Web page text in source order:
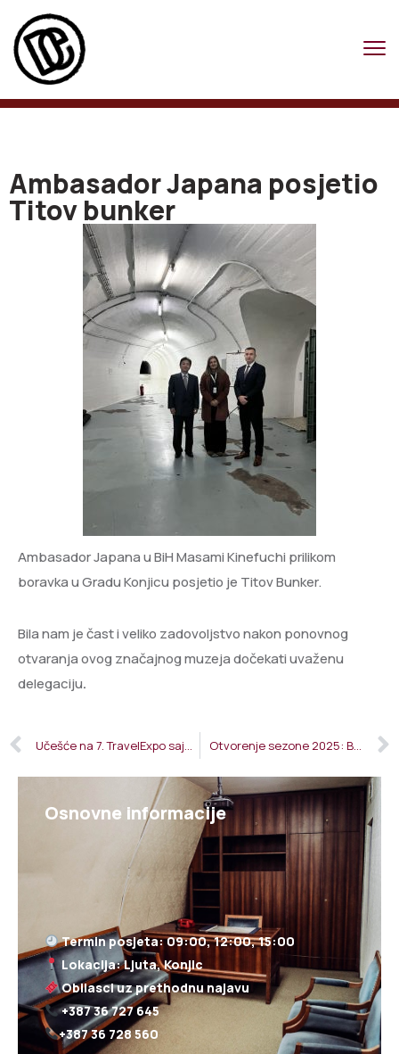
Ambasador Japana posjetio
Titov bunker
Ambasador Japana u BiH Masami Kinefuchi prilikom
boravka u Gradu Konjicu posjetio je Titov Bunker.
Bila nam je čast i veliko zadovoljstvo nakon ponovnog
otvaranja ovog značajnog muzeja dočekati uvaženu
delegaciju.
Učešće na 7. TravelExpo sajmu turizma u Ankari Otvorenje sezone 2025: Bunker ponovo dostupan posjetiocima
Osnovne informacije
Lokacija: Ljuta, Konjic
Obilasci uz prethodnu najavu
+387 36 727 645
+387 36 728 560